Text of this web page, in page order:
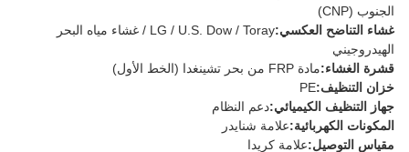
الجنوب (CNP)
غشاء التناضح العكسي:
LG / U.S. Dow / Toray / غشاء مياه البحر
الهيدروجيني
قشرة الغشاء:مادة FRP من بحر تشينغدا (الخط الأول)
خزان التنظيف:PE
جهاز التنظيف الكيميائي:دعم النظام
المكونات الكهربائية:علامة شنايدر
مقياس التوصيل:علامة كريدا